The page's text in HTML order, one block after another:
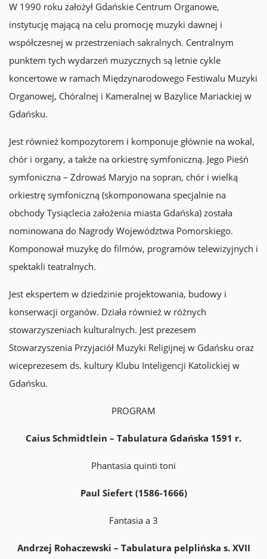
W 1990 roku założył Gdańskie Centrum Organowe,
instytucję mającą na celu promocję muzyki dawnej i
współczesnej w przestrzeniach sakralnych. Centralnym
punktem tych wydarzeń muzycznych są letnie cykle
koncertowe w ramach Międzynarodowego Festiwalu Muzyki
Organowej, Chóralnej i Kameralnej w Bazylice Mariackiej w
Gdańsku.
Jest również kompozytorem i komponuje głównie na wokal,
chór i organy, a także na orkiestrę symfoniczną. Jego Pieśń
symfoniczna – Zdrowaś Maryjo na sopran, chór i wielką
orkiestrę symfoniczną (skomponowana specjalnie na
obchody Tysiąclecia założenia miasta Gdańska) została
nominowana do Nagrody Województwa Pomorskiego.
Komponował muzykę do filmów, programów telewizyjnych i
spektakli teatralnych.
Jest ekspertem w dziedzinie projektowania, budowy i
konserwacji organów. Działa również w różnych
stowarzyszeniach kulturalnych. Jest prezesem
Stowarzyszenia Przyjaciół Muzyki Religijnej w Gdańsku oraz
wiceprezesem ds. kultury Klubu Inteligencji Katolickiej w
Gdańsku.
PROGRAM
Caius Schmidtlein – Tabulatura Gdańska 1591 r.
Phantasia quinti toni
Paul Siefert (1586-1666)
Fantasia a 3
Andrzej Rohaczewski – Tabulatura pelplińska s. XVII